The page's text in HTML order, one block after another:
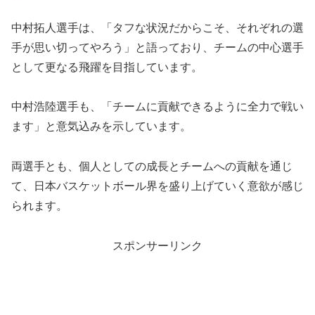
中村拓人選手は、「タフな状況だからこそ、それぞれの選
手が思い切ってやろう」と語っており、チームの中心選手
として更なる飛躍を目指しています。
中村浩陸選手も、「チームに貢献できるように全力で戦い
ます」と意気込みを示しています。
両選手とも、個人としての成長とチームへの貢献を通じ
て、日本バスケットボール界を盛り上げていく意欲が感じ
られます。
スポンサーリンク